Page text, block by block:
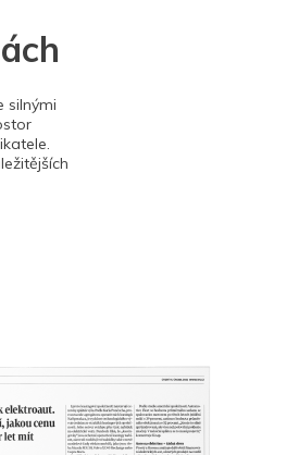
silnými